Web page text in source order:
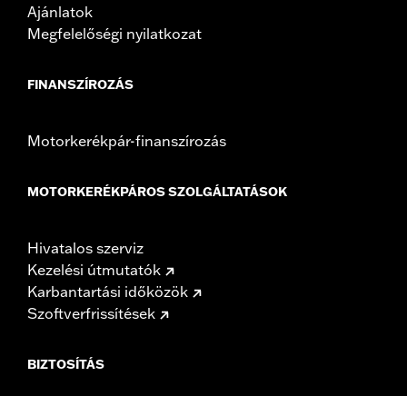
Ajánlatok
Megfelelőségi nyilatkozat
FINANSZÍROZÁS
Motorkerékpár-finanszírozás
MOTORKERÉKPÁROS SZOLGÁLTATÁSOK
Hivatalos szerviz
Kezelési útmutatók
Karbantartási időközök
Szoftverfrissítések
BIZTOSÍTÁS